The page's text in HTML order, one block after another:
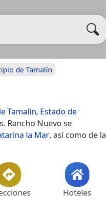
de Tamalín
Tamalín, Estado de
Rancho Nuevo se
la Mar, así como de la
Hoteles